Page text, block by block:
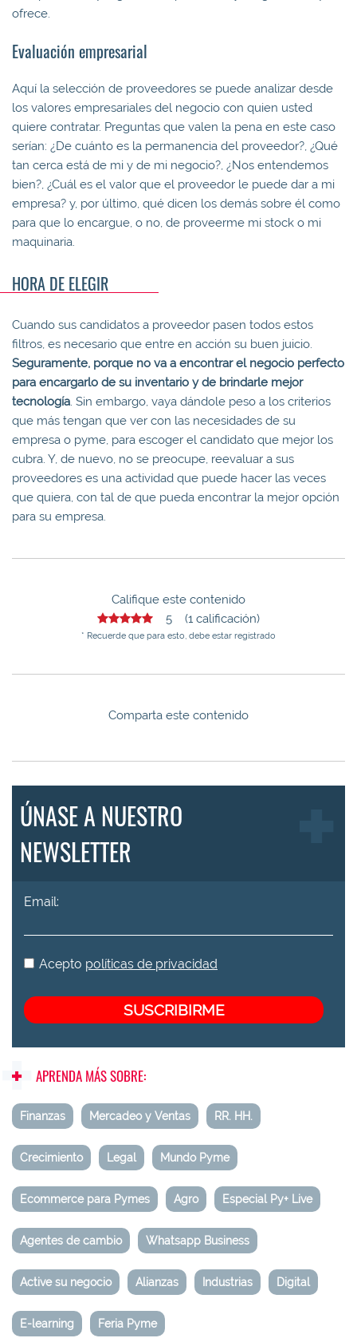
ofrece.
Evaluación empresarial
Aquí la selección de proveedores se puede analizar desde
los valores empresariales del negocio con quien usted
quiere contratar. Preguntas que valen la pena en este caso
serían: ¿De cuánto es la permanencia del proveedor?, ¿Qué
tan cerca está de mi y de mi negocio?, ¿Nos entendemos
bien?, ¿Cuál es el valor que el proveedor le puede dar a mi
empresa? y, por último, qué dicen los demás sobre él como
para que lo encargue, o no, de proveerme mi stock o mi
maquinaria.
HORA DE ELEGIR
Cuando sus candidatos a proveedor pasen todos estos
filtros, es necesario que entre en acción su buen juicio.
Seguramente, porque no va a encontrar el negocio perfecto
para encargarlo de su inventario y de brindarle mejor
tecnología. Sin embargo, vaya dándole peso a los criterios
que más tengan que ver con las necesidades de su
empresa o pyme, para escoger el candidato que mejor los
cubra. Y, de nuevo, no se preocupe, reevaluar a sus
proveedores es una actividad que puede hacer las veces
que quiera, con tal de que pueda encontrar la mejor opción
para su empresa.
Califique este contenido
5 (1 calificación)
* Recuerde que para esto, debe estar registrado
Comparta este contenido
ÚNASE A NUESTRO
NEWSLETTER
Email:
Acepto políticas de privacidad
APRENDA MÁS SOBRE:
Finanzas Mercadeo y Ventas RR. HH.
Crecimiento Legal Mundo Pyme
Ecommerce para Pymes Agro Especial Py+ Live
Agentes de cambio Whatsapp Business
Active su negocio Alianzas Industrias Digital
E-learning Feria Pyme